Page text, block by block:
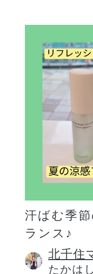
汗ばむ季
ランス♪
北千住
たかはし